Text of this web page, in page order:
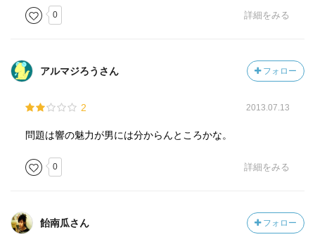
0 詳細をみる
アルマジろうさん フォロー
2 2013.07.13
問題は響の魅力が男には分からんところかな。
0 詳細をみる
飴南瓜さん フォロー